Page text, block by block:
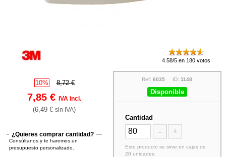
4.58/5 en 180 votos
10% 8,72 €
7,85 €IVA incl.
(6,49 €sin IVA)
¿Quieres comprar cantidad?
Consúltanos y te haremos un
presupuesto personalizado.
Ref:6035 ID:1148
Disponible
Cantidad
- +
Este producto se sirve en cajas de
20 unidades.